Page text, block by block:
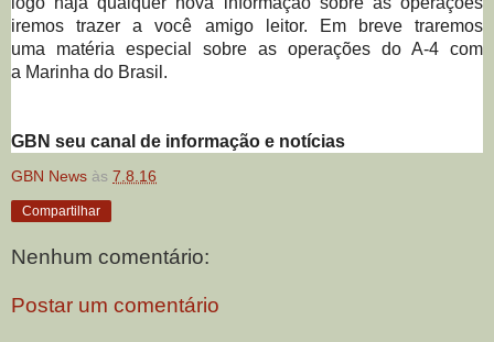
iremos trazer a você amigo leitor. Em breve traremos
uma matéria especial sobre as operações do A-4 com
a Marinha do Brasil.
GBN seu canal de informação e notícias
GBN News às 7.8.16
Compartilhar
Nenhum comentário:
Postar um comentário